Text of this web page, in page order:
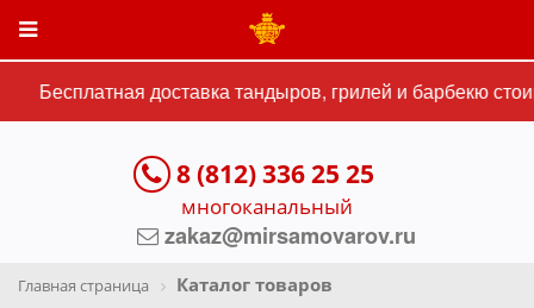
Бесплатная доставка тандыров, грилей и барбекю
8 (812) 336 25 25
многоканальный
zakaz@mirsamovarov.ru
Главная страница Каталог товаров